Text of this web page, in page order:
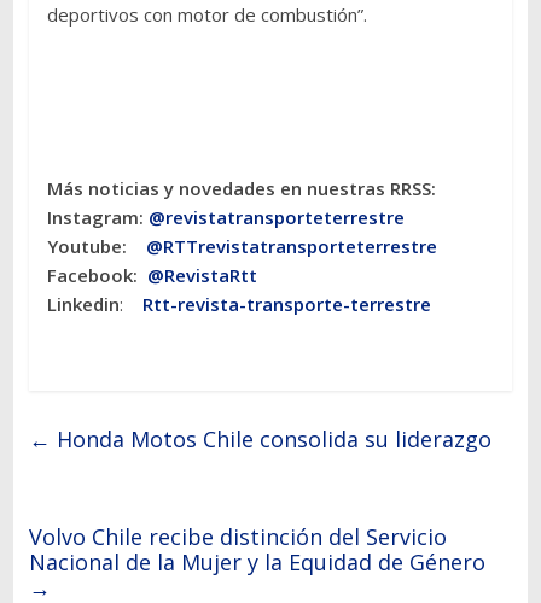
deportivos con motor de combustión”.
Más noticias y novedades en nuestras RRSS:
Instagram: @revistatransporteterrestre
Youtube: @RTTrevistatransporteterrestre
Facebook: @RevistaRtt
Linkedin: Rtt-revista-transporte-terrestre
← Honda Motos Chile consolida su liderazgo
Volvo Chile recibe distinción del Servicio
Nacional de la Mujer y la Equidad de Género
→